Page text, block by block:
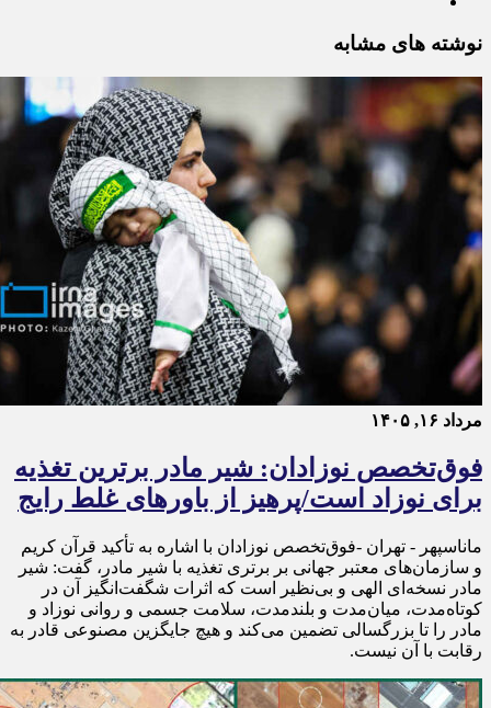
نوشته های مشابه
مرداد ۱۶, ۱۴۰۵
فوق‌تخصص نوزادان: شیر مادر برترین تغذیه
برای نوزاد است/پرهیز از باورهای غلط رایج
ماناسپهر - تهران -فوق‌تخصص نوزادان با اشاره به تأکید قرآن کریم
و سازمان‌های معتبر جهانی بر برتری تغذیه با شیر مادر، گفت: شیر
مادر نسخه‌ای الهی و بی‌نظیر است که اثرات شگفت‌انگیز آن در
کوتاه‌مدت، میان‌مدت و بلندمدت، سلامت جسمی و روانی نوزاد و
مادر را تا بزرگسالی تضمین می‌کند و هیچ جایگزین مصنوعی قادر به
رقابت با آن نیست.